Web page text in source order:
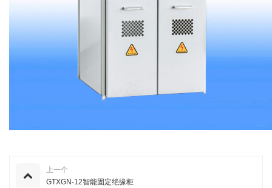
上一个
GTXGN-12智能固定绝缘柜